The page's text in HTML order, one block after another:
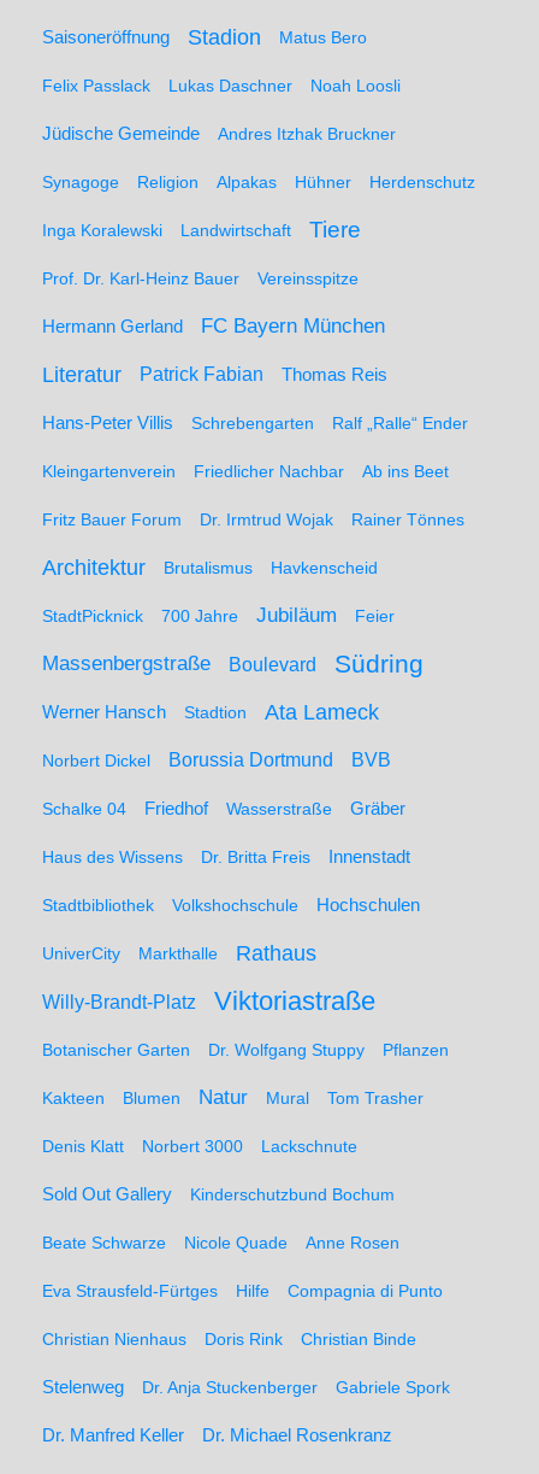
Saisoneröffnung Stadion Matus Bero
Felix Passlack Lukas Daschner Noah Loosli
Jüdische Gemeinde Andres Itzhak Bruckner
Synagoge Religion Alpakas Hühner Herdenschutz
Inga Koralewski Landwirtschaft Tiere
Prof. Dr. Karl-Heinz Bauer Vereinsspitze
Hermann Gerland FC Bayern München
Literatur Patrick Fabian Thomas Reis
Hans-Peter Villis Schrebengarten Ralf „Ralle“ Ender
Kleingartenverein Friedlicher Nachbar Ab ins Beet
Fritz Bauer Forum Dr. Irmtrud Wojak Rainer Tönnes
Architektur Brutalismus Havkenscheid
StadtPicknick 700 Jahre Jubiläum Feier
Massenbergstraße Boulevard Südring
Werner Hansch Stadtion Ata Lameck
Norbert Dickel Borussia Dortmund BVB
Schalke 04 Friedhof Wasserstraße Gräber
Haus des Wissens Dr. Britta Freis Innenstadt
Stadtbibliothek Volkshochschule Hochschulen
UniverCity Markthalle Rathaus
Willy-Brandt-Platz Viktoriastraße
Botanischer Garten Dr. Wolfgang Stuppy Pflanzen
Kakteen Blumen Natur Mural Tom Trasher
Denis Klatt Norbert 3000 Lackschnute
Sold Out Gallery Kinderschutzbund Bochum
Beate Schwarze Nicole Quade Anne Rosen
Eva Strausfeld-Fürtges Hilfe Compagnia di Punto
Christian Nienhaus Doris Rink Christian Binde
Stelenweg Dr. Anja Stuckenberger Gabriele Spork
Dr. Manfred Keller Dr. Michael Rosenkranz